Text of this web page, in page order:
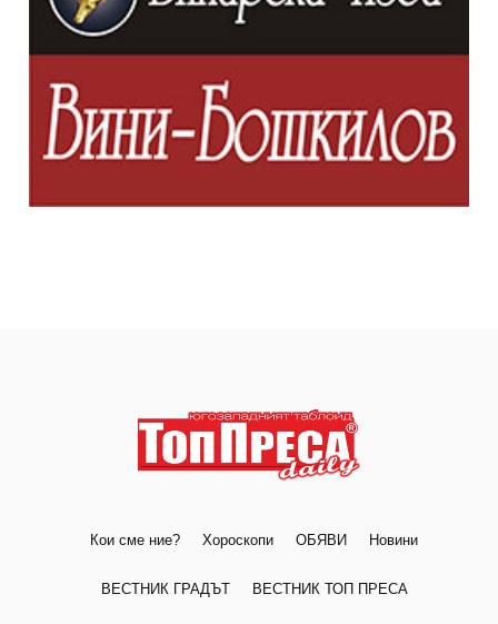
Кои сме ние? Хороскопи ОБЯВИ Новини
ВЕСТНИК ГРАДЪТ ВЕСТНИК ТОП ПРЕСА